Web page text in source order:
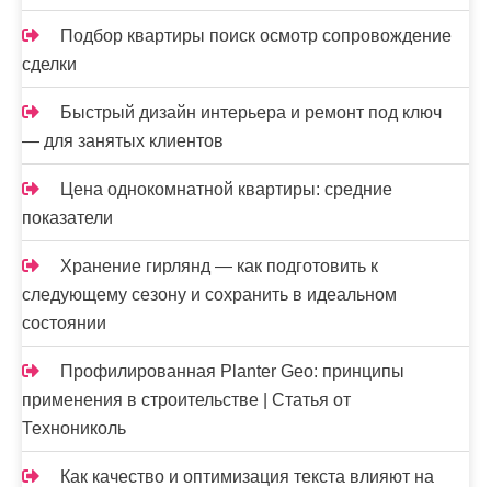
Подбор квартиры поиск осмотр сопровождение
сделки
Быстрый дизайн интерьера и ремонт под ключ
— для занятых клиентов
Цена однокомнатной квартиры: средние
показатели
Хранение гирлянд — как подготовить к
следующему сезону и сохранить в идеальном
состоянии
Профилированная Planter Geo: принципы
применения в строительстве | Статья от
Технониколь
Как качество и оптимизация текста влияют на